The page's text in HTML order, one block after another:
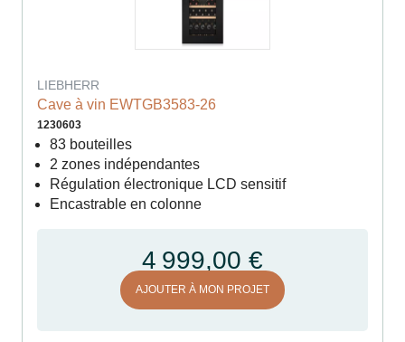
LIEBHERR
Cave à vin EWTGB3583-26
1230603
83 bouteilles
2 zones indépendantes
Régulation électronique LCD sensitif
Encastrable en colonne
4 999,00 €
AJOUTER À MON PROJET